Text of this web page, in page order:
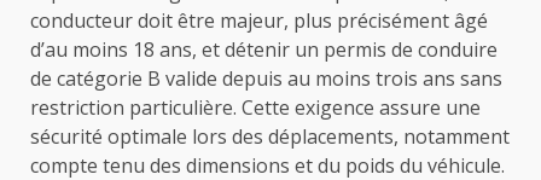
conducteur doit être majeur, plus précisément âgé
d’au moins 18 ans, et détenir un permis de conduire
de catégorie B valide depuis au moins trois ans sans
restriction particulière. Cette exigence assure une
sécurité optimale lors des déplacements, notamment
compte tenu des dimensions et du poids du véhicule.